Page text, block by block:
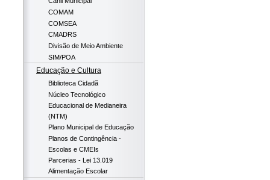
COMAM
COMSEA
CMADRS
Divisão de Meio Ambiente
SIM/POA
Educação e Cultura
Biblioteca Cidadã
Núcleo Tecnológico
Educacional de Medianeira
(NTM)
Plano Municipal de Educação
Planos de Contingência -
Escolas e CMEIs
Parcerias - Lei 13.019
Alimentação Escolar